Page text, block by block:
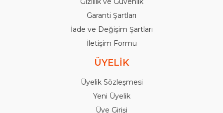
Garanti Şartları
İade ve Değişim Şartları
İletişim Formu
ÜYELİK
Üyelik Sözleşmesi
Yeni Üyelik
Üye Girişi